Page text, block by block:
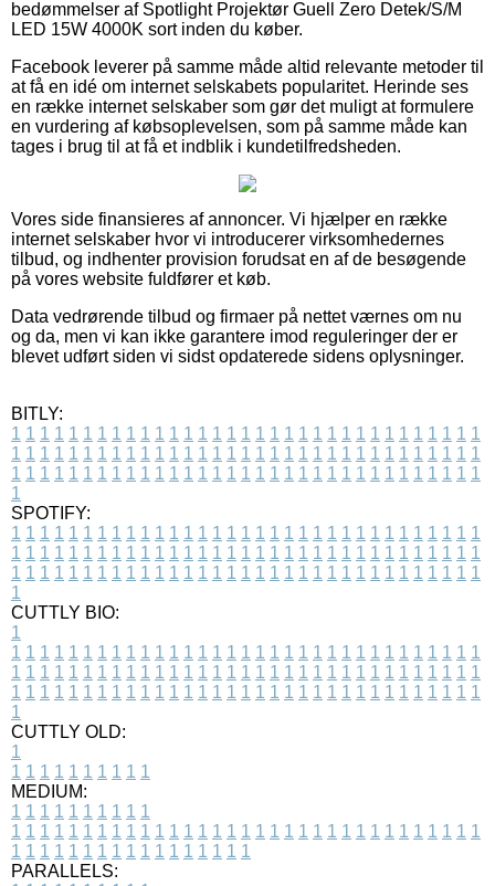
bedømmelser af Spotlight Projektør Guell Zero Detek/S/M
LED 15W 4000K sort inden du køber.
Facebook leverer på samme måde altid relevante metoder til
at få en idé om internet selskabets popularitet. Herinde ses
en række internet selskaber som gør det muligt at formulere
en vurdering af købsoplevelsen, som på samme måde kan
tages i brug til at få et indblik i kundetilfredsheden.
Vores side finansieres af annoncer. Vi hjælper en række
internet selskaber hvor vi introducerer virksomhedernes
tilbud, og indhenter provision forudsat en af de besøgende
på vores website fuldfører et køb.
Data vedrørende tilbud og firmaer på nettet værnes om nu
og da, men vi kan ikke garantere imod reguleringer der er
blevet udført siden vi sidst opdaterede sidens oplysninger.
BITLY:
1 1 1 1 1 1 1 1 1 1 1 1 1 1 1 1 1 1 1 1 1 1 1 1 1 1 1 1 1 1 1 1 1
1 1 1 1 1 1 1 1 1 1 1 1 1 1 1 1 1 1 1 1 1 1 1 1 1 1 1 1 1 1 1 1 1
1 1 1 1 1 1 1 1 1 1 1 1 1 1 1 1 1 1 1 1 1 1 1 1 1 1 1 1 1 1 1 1 1
1
SPOTIFY:
1 1 1 1 1 1 1 1 1 1 1 1 1 1 1 1 1 1 1 1 1 1 1 1 1 1 1 1 1 1 1 1 1
1 1 1 1 1 1 1 1 1 1 1 1 1 1 1 1 1 1 1 1 1 1 1 1 1 1 1 1 1 1 1 1 1
1 1 1 1 1 1 1 1 1 1 1 1 1 1 1 1 1 1 1 1 1 1 1 1 1 1 1 1 1 1 1 1 1
1
CUTTLY BIO:
1
1 1 1 1 1 1 1 1 1 1 1 1 1 1 1 1 1 1 1 1 1 1 1 1 1 1 1 1 1 1 1 1 1
1 1 1 1 1 1 1 1 1 1 1 1 1 1 1 1 1 1 1 1 1 1 1 1 1 1 1 1 1 1 1 1 1
1 1 1 1 1 1 1 1 1 1 1 1 1 1 1 1 1 1 1 1 1 1 1 1 1 1 1 1 1 1 1 1 1
1
CUTTLY OLD:
1
1 1 1 1 1 1 1 1 1 1
MEDIUM:
1 1 1 1 1 1 1 1 1 1
1 1 1 1 1 1 1 1 1 1 1 1 1 1 1 1 1 1 1 1 1 1 1 1 1 1 1 1 1 1 1 1 1
1 1 1 1 1 1 1 1 1 1 1 1 1 1 1 1 1
PARALLELS: